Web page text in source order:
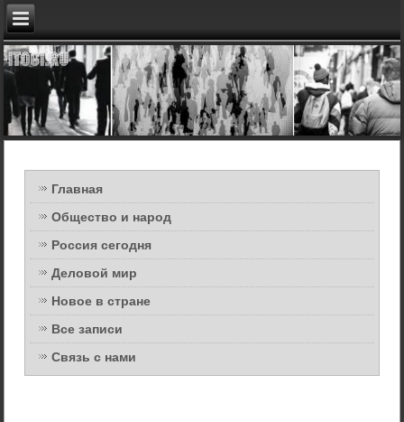
Главная
Общество и народ
Россия сегодня
Деловой мир
Новое в стране
Все записи
Связь с нами